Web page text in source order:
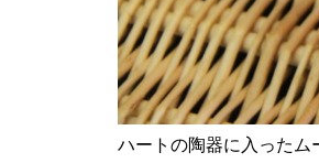
【令
い】in
ハートの陶器に入った